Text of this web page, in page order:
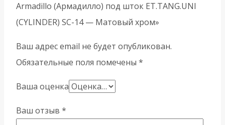
Armadillo (Армадилло) под шток ET.TANG.UNI
(CYLINDER) SC-14 — Матовый хром»
Ваш адрес email не будет опубликован.
Обязательные поля помечены *
Ваша оценка
Ваш отзыв *